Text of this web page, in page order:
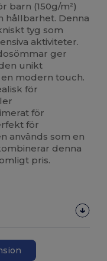
barn (150g/m²)
hållbarhet. Denna
tyg som
aktiviteter.
ger
unikt
modern touch.
för
för
för
används som en
denna
pris.